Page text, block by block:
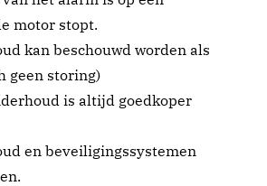
motor stopt.
kan beschouwd worden als
geen storing)
is altijd goedkoper
en beveiligingssystemen